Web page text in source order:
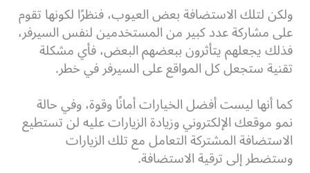
ولكن لتلك الاستضافة بعض العيوب، فنظرًا لكونها تقوم
على مشاركة عدد كبير من المستخدمين لنفس السيرفر،
فذلك يجعلهم يتأثرون ببعضهم البعض، فأي مشكلة
تقنية ستجعل كل المواقع على السيرفر في خطر.
كما أنها ليست أفضل الخيارات أمانًا وقوة، وفي حالة
نمو موقعك الإلكتروني وزيادة الزيارات عليه لن تستطيع
الاستضافة المشتركة التعامل مع تلك الزيارات
وستضطر إلى ترقية الاستضافة.